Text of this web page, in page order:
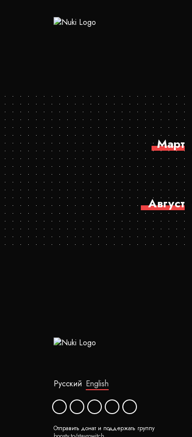
Март
Август
Русский English
Отправить донат и поддержать группу